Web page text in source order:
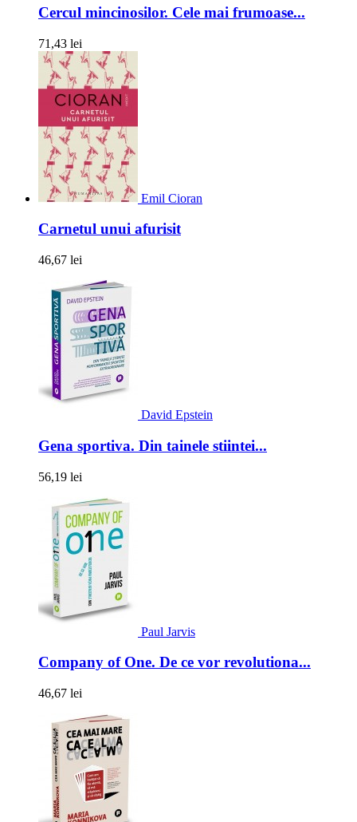
Cercul mincinosilor. Cele mai frumoase...
71,43 lei
Emil Cioran
Carnetul unui afurisit
46,67 lei
David Epstein
Gena sportiva. Din tainele stiintei...
56,19 lei
Paul Jarvis
Company of One. De ce vor revolutiona...
46,67 lei